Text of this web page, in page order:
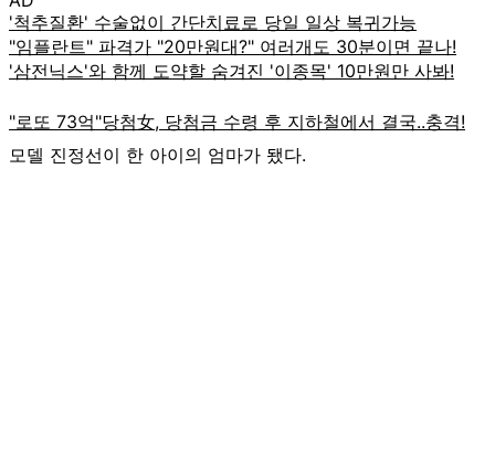
모델 진정선이 한 아이의 엄마가 됐다.